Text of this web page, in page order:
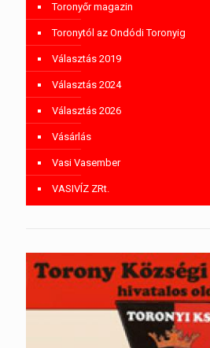
Toronyőr magazin
Toronytól az Ondódi Toronyig
Választás 2019
Választás 2024
Választás 2026
Vásárlás
Vasi Vasember
VASIVÍZ ZRt.